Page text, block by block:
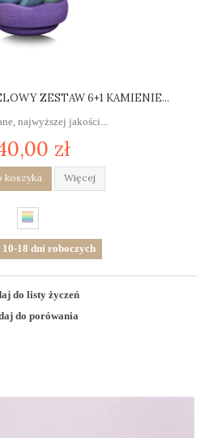
ZESTAW 6+1 KAMIENIE...
najwyższej jakości...
zł
koszyka Więcej
10-18 dni roboczych
do listy życzeń
do porówania